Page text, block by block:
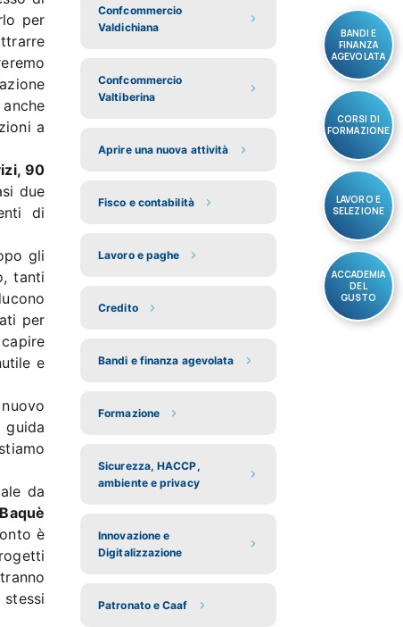
BANDI E
FINANZA
AGEVOLATA
CORSI DI
FORMAZIONE
LAVORO E
SELEZIONE
ACCADEMIA
DEL
GUSTO
per
a
90
due
di
gli
tanti
per
e
guida
da
è
Confcommercio
Valdichiana
Confcommercio
Valtiberina
Aprire una nuova attività
Fisco e contabilità
Lavoro e paghe
Credito
Bandi e finanza agevolata
Formazione
Sicurezza, HACCP,
ambiente e privacy
Innovazione e
Digitalizzazione
Patronato e Caaf